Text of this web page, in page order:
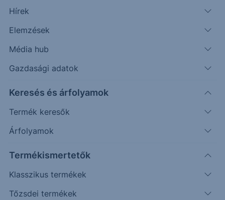
Hírek
Elemzések
Média hub
Gazdasági adatok
Keresés és árfolyamok
Termék keresők
Árfolyamok
Termékismertetők
Klasszikus termékek
Tőzsdei termékek
Kategóriák szerint
Keresés
448 találat cikkeink között